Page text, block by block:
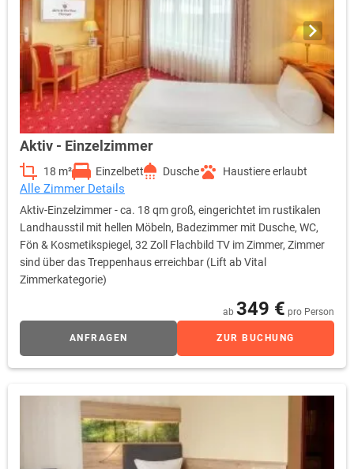
Aktiv - Einzelzimmer
18 m² Einzelbett Dusche Haustiere erlaubt
Alle Zimmer Details
Aktiv-Einzelzimmer - ca. 18 qm groß, eingerichtet im rustikalen
Landhausstil mit hellen Möbeln, Badezimmer mit Dusche, WC,
Fön & Kosmetikspiegel, 32 Zoll Flachbild TV im Zimmer, Zimmer
sind über das Treppenhaus erreichbar (Lift ab Vital
Zimmerkategorie)
ab 349 € pro Person
ANFRAGEN ZUR BUCHUNG